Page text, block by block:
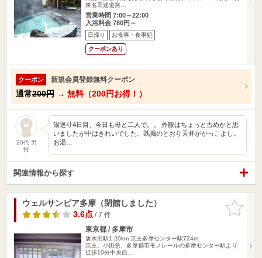
東名高速道路…
営業時間 7:00～22:00
入浴料金 780円～
日帰り お食事・食事処
クーポンあり
クーポン 新規会員登録無料クーポン
通常200円 → 無料（200円お得！）
20代 男
性
湯巡り4日目、今日も母と二人で。。 外観はちょっと古めかと思
いましたが中はきれいでした。既掲のとおり天井がかっこよし。
お湯…
関連情報から探す
お気に入
りに追加
ウェルサンピア多摩（閉館しました）
3.6点/ 7 件
東京都 / 多摩市
唐木田駅1.20km 京王多摩センター駅724m
京王、小田急、多摩都市モノレールの多摩センター駅より
徒歩10分中央自…